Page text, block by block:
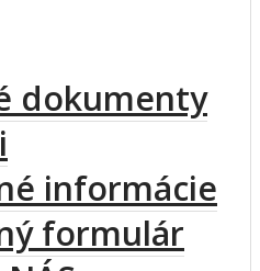
dokumenty
informácie
formulár